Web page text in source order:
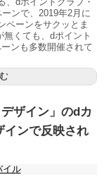
ンで、2019年2月に
ペーンをサクッとま
くても、dポイント
ンも多数開催されて
ザイン」のdカ
インで反映され
イル